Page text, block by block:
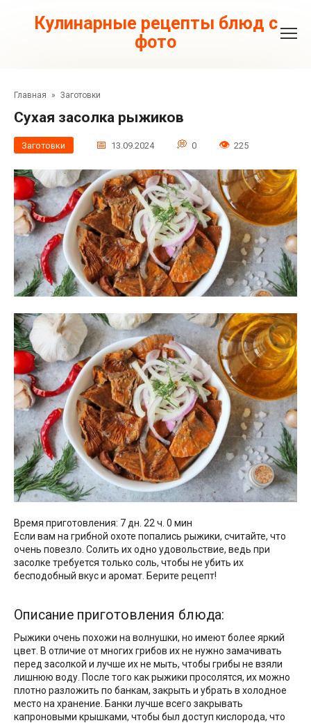
контентуКулинарные рецепты блюд с
фото
Главная » Заготовки
Сухая засолка рыжиков
Заготовки 13.09.2024 0 225
Время приготовления: 7 дн. 22 ч. 0 мин
Если вам на грибной охоте попались рыжики, считайте, что
очень повезло. Солить их одно удовольствие, ведь при
засолке требуется только соль, чтобы не убить их
бесподобный вкус и аромат. Берите рецепт!
Описание приготовления блюда:
Рыжики очень похожи на волнушки, но имеют более яркий
цвет. В отличие от многих грибов их не нужно замачивать
перед засолкой и лучше их не мыть, чтобы грибы не взяли
лишнюю воду. После того как рыжики просолятся, их можно
плотно разложить по банкам, закрыть и убрать в холодное
место на хранение. Банки лучше всего закрывать
капроновыми крышками, чтобы был доступ кислорода, что